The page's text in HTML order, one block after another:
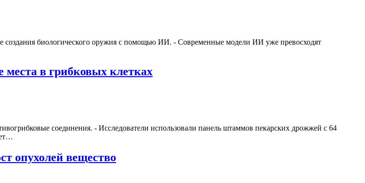
биологического оружия с помощью ИИ. - Современные модели ИИ уже превосходят
в грибковых клетках
соединения. - Исследователи использовали панель штаммов пекарских дрожжей с 64
опухолей вещество